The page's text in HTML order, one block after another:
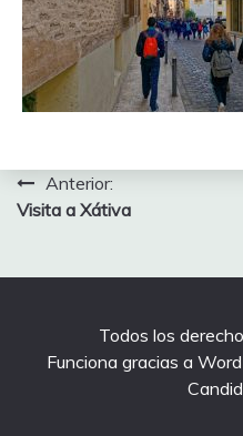
Navegación
de
entradas
Anterior:
Visita a Xátiva
Todos los
Funciona gracias a